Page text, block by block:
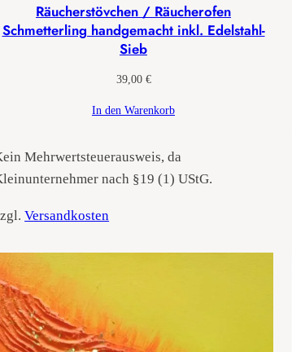
Räucherstövchen / Räucherofen
Schmetterling handgemacht inkl. Edelstahl-
Sieb
39,00 €
In den Warenkorb
Mehrwertsteuerausweis, da
nach §19 (1) UStG.
Versandkosten